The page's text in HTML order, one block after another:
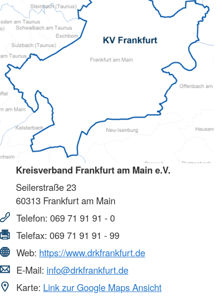
Kreisverband Frankfurt am Main e.V.
Seilerstraße 23
60313 Frankfurt am Main
Telefon: 069 71 91 91 - 0
Telefax: 069 71 91 91 - 99
Web: https://www.drkfrankfurt.de
E-Mail: info@drkfrankfurt.de
Karte: Link zur Google Maps Ansicht